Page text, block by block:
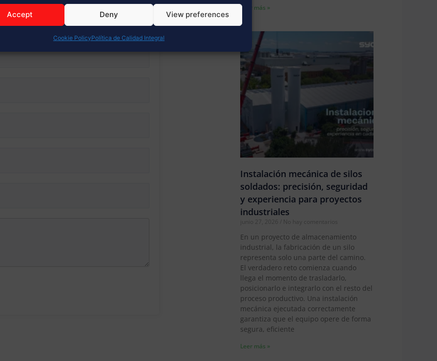
Accept Deny View preferences
Cookie PolicyPolítica de Calidad Integral
Leer más »
Instalación mecánica de silos
soldados: precisión, seguridad
y experiencia para proyectos
industriales
junio 27, 2026 No hay comentarios
En un proyecto de almacenamiento
industrial, la fabricación de un silo
representa solo una parte del camino.
El verdadero reto comienza cuando
llega el momento de trasladarlo,
posicionarlo e integrarlo con el resto del
proceso productivo. Una instalación
mecánica ejecutada correctamente
garantiza que el equipo opere de forma
segura, eficiente
Leer más »